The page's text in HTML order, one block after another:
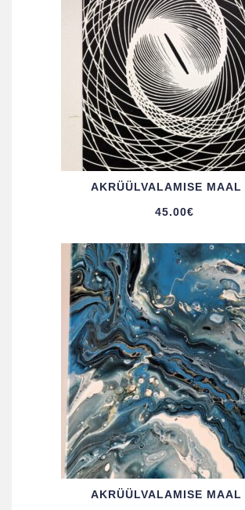
AKRÜÜL­VALAMISE MAAL
45.00€
AKRÜÜL­VALAMISE MAAL